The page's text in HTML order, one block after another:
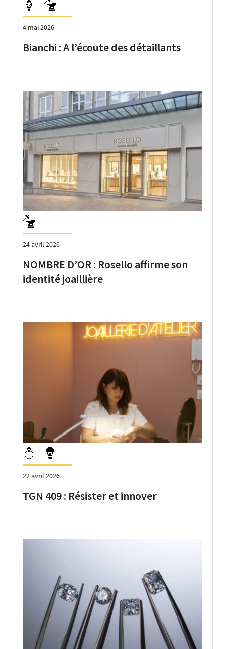
4 mai 2026
Bianchi : A l’écoute des détaillants
24 avril 2026
NOMBRE D’OR : Rosello affirme son
identité joaillière
22 avril 2026
TGN 409 : Résister et innover